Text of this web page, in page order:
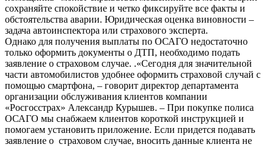
сохраняйте спокойствие и четко фиксируйте все факты и
обстоятельства аварии. Юридическая оценка виновности –
задача автоинспектора или страхового эксперта.
Однако для получения выплаты по ОСАГО недостаточно
только оформить документы о ДТП, необходимо подать
заявление о страховом случае. .«Сегодня для значительной
части автомобилистов удобнее оформить страховой случай с
помощью смартфона, – говорит директор департамента
организации обслуживания клиентов компании
«Росгосстрах» Александр Курышев. – При покупке полиса
ОСАГО мы снабжаем клиентов короткой инструкцией и
помогаем установить приложение. Если придется подавать
заявление о страховом случае, вносить данные клиента не